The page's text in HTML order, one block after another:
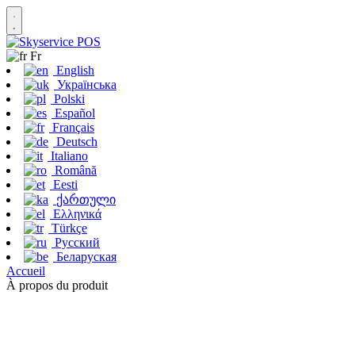
Fr
English
Українська
Polski
Español
Français
Deutsch
Italiano
Română
Eesti
ქართული
Ελληνικά
Türkçe
Русский
Беларуская
Accueil
À propos du produit